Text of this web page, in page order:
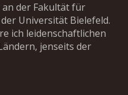
der Fakultät für
Universität Bielefeld.
ich leidenschaftlichen
jenseits der